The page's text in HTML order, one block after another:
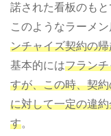
諾された看板のもと
このようなラーメ
ンチャイズ契約の
基本的にはフラン
すが、この時、契
に対して一定の違
す。